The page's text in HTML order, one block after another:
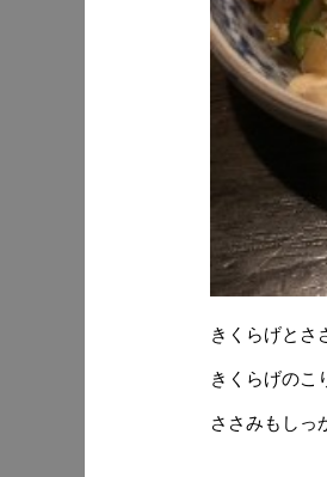
きくらげとさ
きくらげのこ
ささみもしっ